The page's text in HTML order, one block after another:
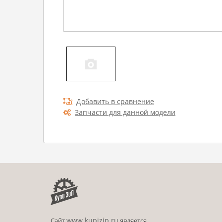
Добавить в сравнение
Запчасти для данной модели